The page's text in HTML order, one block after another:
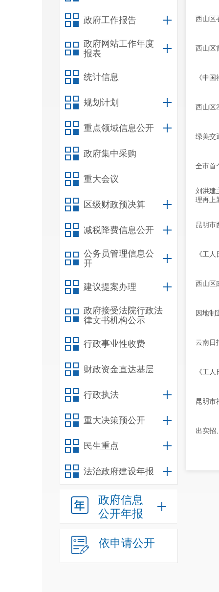
政府工作报告
政府网站工作年度
报表
统计信息
规划计划
重点领域信息公开
政府集中采购
重大会议
区级财政预决算
减税降费信息公开
公务员管理信息公
开
建议提案办理
政府接受法院行政法
律文书机构公示
行政事业性收费
财政资金直达基层
行政执法
重大决策预公开
民生重点
法治政府建设年报
政府信息
公开年报
依申请公开
西山区
西山区
《中
西山区
绿美交
全市首
刘洪建
理再上
昆明市
《工
西山区
因地制
云南日
《工
昆明市
出实招